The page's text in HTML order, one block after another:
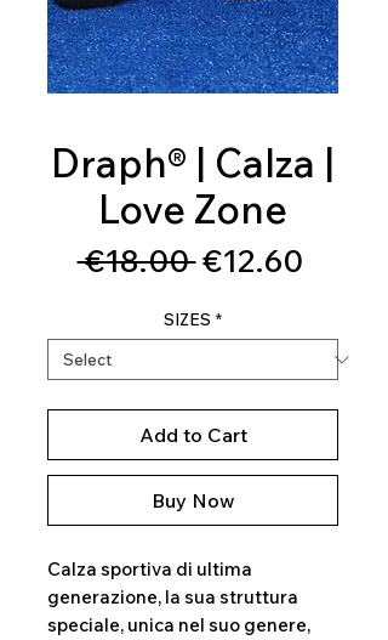
Draph® | Calza |
Love Zone
€18.00 Regular
€12.60Sale
SIZES *
Add to Cart
Buy Now
Calza sportiva di ultima
generazione, la sua struttura
speciale, unica nel suo genere,